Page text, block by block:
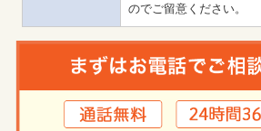
のでご留意ください。